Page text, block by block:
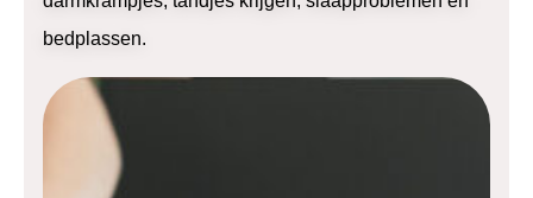
bedplassen.